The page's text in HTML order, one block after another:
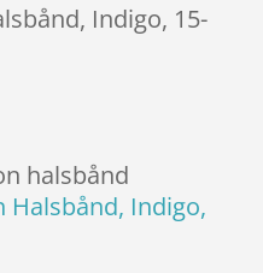
Indigo, 15-
halsbånd
Halsbånd, Indigo,